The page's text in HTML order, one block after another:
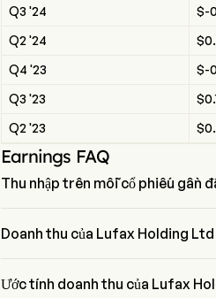
Q3 '24 $-
Q2 '24
Q4 '23
$-
Q3 '23
Q2 '23
Earnings FAQ
Thu nhập trên mỗi cổ phiếu gần
Doanh thu của Lufax Holding
Ước tính doanh thu của Lufax